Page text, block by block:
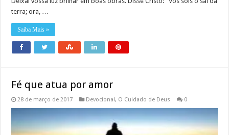
terra; ora, …
Saiba Mais »
Fé que atua por amor
28 de março de 2017 Devocional, O Cuidado de Deus 0